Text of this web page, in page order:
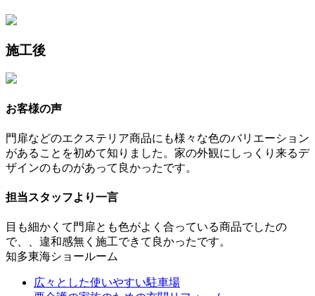
施工後
お客様の声
門扉などのエクステリア商品にも様々な色のバリエーション
があることを初めて知りました。家の外観にしっくり来るデ
ザインのものがあって良かったです。
担当スタッフより一言
目も細かくて門扉とも色がよく合っている商品でしたの
で、、違和感無く施工できて良かったです。
知多東海ショールーム
広々とした使いやすい駐車場